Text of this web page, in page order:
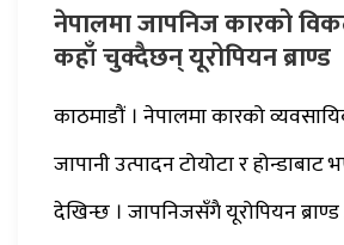
नेपालमा जापनिज कारको
कहाँ चुक्दैछन् यूरोपियन ब्राण्ड
काठमाडौं । नेपालमा कारको
जापानी उत्पादन टोयोटा र होन्डाबाट
देखिन्छ । जापनिजसँगै यूरोपियन